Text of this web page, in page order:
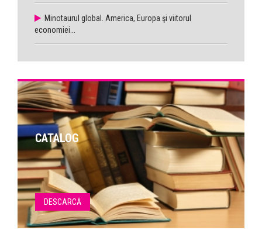
Minotaurul global. America, Europa şi viitorul
economiei...
CATALOG
DESCARCĂ